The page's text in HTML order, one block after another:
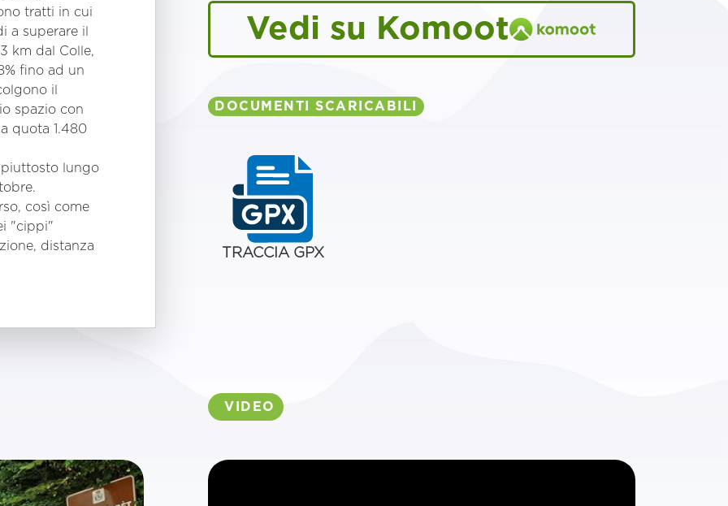
tratti in cui
a superare il
km dal Colle,
fino ad un
il
spazio con
quota 1.480
piuttosto lungo
così come
"cippi"
distanza
Vedi su Komoot
DOCUMENTI SCARICABILI
TRACCIA GPX
VIDEO